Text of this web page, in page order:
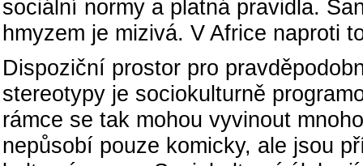
sociální normy a platná pravidla.
hmyzem je mizivá. V Africe naproti
Dispoziční prostor pro
stereotypy je sociokulturně
rámce se tak mohou vyvinout
nepůsobí pouze komicky, ale jsou